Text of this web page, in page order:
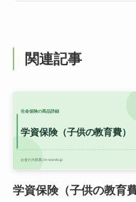
関連記事
学資保険（子供の教育費